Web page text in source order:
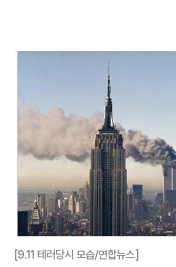
[9.11 테러당시 모습/연합뉴스]